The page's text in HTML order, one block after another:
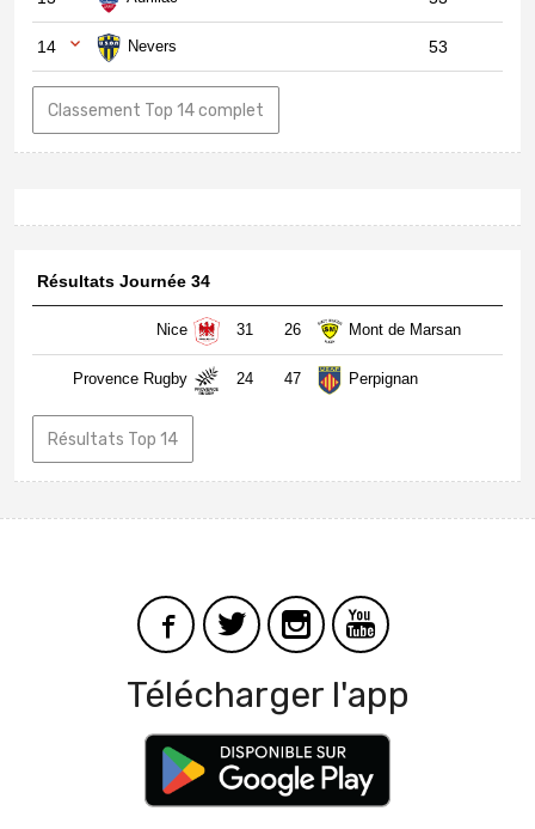
14 Nevers 53
Classement Top 14 complet
Résultats Journée 34
Nice 31 26 Mont de Marsan
Provence Rugby 24 47 Perpignan
Résultats Top 14
Télécharger l'app